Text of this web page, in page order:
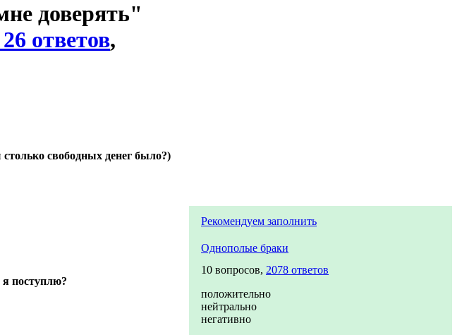
доверять"
ответов,
свободных денег было?)
поступлю?
Рекомендуем заполнить
Однополые браки
10 вопросов, 2078 ответов
положительно
нейтрально
негативно